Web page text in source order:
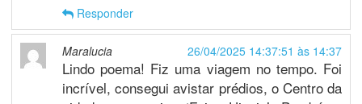
Responder
26/04/2025 14:37:51 às 14:37
Maralucia
Lindo poema! Fiz uma viagem no tempo. Foi
incrível, consegui avistar prédios, o Centro da